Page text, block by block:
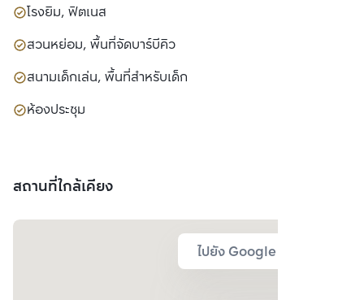
โรงยิม, ฟิตเนส
สวนหย่อม, พื้นที่จัดบาร์บีคิว
สนามเด็กเล่น, พื้นที่สำหรับเด็ก
ห้องประชุม
สถานที่ใกล้เคียง
ไปยัง Google Map